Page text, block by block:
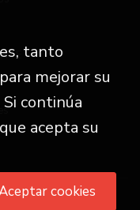
Reservados
tanto
mejorar su
continúa
acepta su
cookies